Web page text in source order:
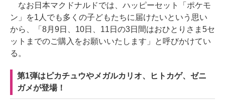
なお日本マクドナルドでは、ハッピーセット「ポケモ
ン」を1人でも多くの子どもたちに届けたいという思い
から、「8月9日、10日、11日の3日間はおひとりさま5セ
ットまでのご購入をお願いいたします」と呼びかけてい
る。
第1弾はピカチュウやメガルカリオ、ヒトカゲ、ゼニ
ガメが登場！